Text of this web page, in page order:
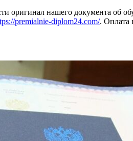
оригинал нашего документа об
premialnie-diplom24.com/. Оплата